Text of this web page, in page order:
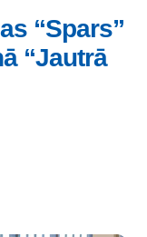
“Spars”
“Jautrā